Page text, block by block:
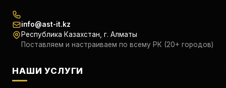
info@ast-it.kz
Республика Казахстан, г. Алматы
Поставляем и настраиваем по всему РК (20+ городов)
НАШИ УСЛУГИ